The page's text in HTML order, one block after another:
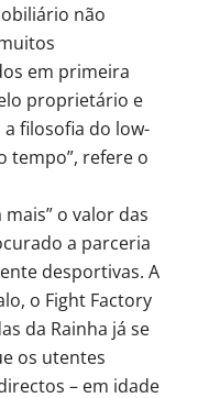
não
em primeira
proprietário e
a filosofia do low-
tempo”, refere o
o valor das
a parceria
desportivas. A
o Fight Factory
da Rainha já se
os utentes
– em idade